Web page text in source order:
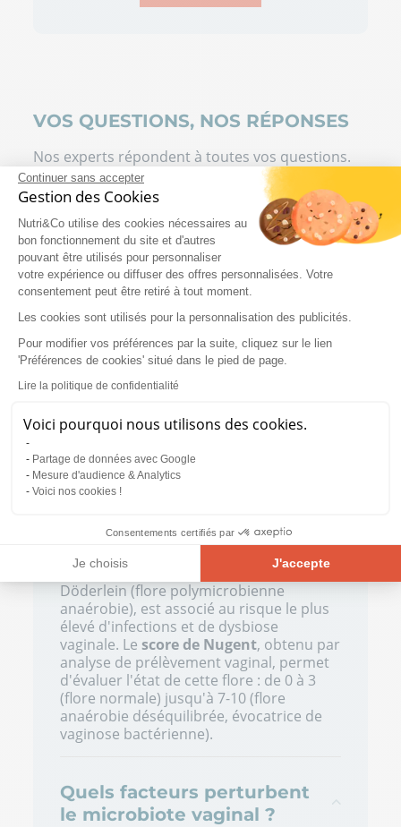
Continuer sans accepter
Gestion des Cookies
Nutri&Co utilise des cookies nécessaires au
bon fonctionnement du site et d'autres
pouvant être utilisés pour personnaliser
votre expérience ou diffuser des offres personnalisées. Votre
consentement peut être retiré à tout moment.
Les cookies sont utilisés pour la personnalisation des publicités.
Pour modifier vos préférences par la suite, cliquez sur le lien
'Préférences de cookies' situé dans le pied de page.
Lire la politique de confidentialité
Voici pourquoi nous utilisons des cookies.
Partage de données avec Google
Mesure d'audience & Analytics
Voici nos cookies !
Consentements certifiés par
Je choisis J'accepte
Axeptio consent
Plateforme de Gestion du Consentement : Personnalisez vos
Notre plateforme vous permet d'adapter et de gérer vos
VOS QUESTIONS, NOS RÉPONSES
Nos experts répondent à toutes vos questions.
Flore ou Bacille de
Döderlein : c'est quoi ?
Le bacille de Döderlein désigne un
groupe de lactobacilles (
Lactobacillus
crispatus,L. iners, L. gasseri,L. jensenii) qui
constituent la majorité du microbiote
vaginal sain. Ces nombreux lactobacilles
produisent de l'acide lactique,
(1). Ce pH acide forme une barrière
naturelle contre les pathogènes et
prévient la dysbiose vaginale.
La composition du microbiote vaginal est
classée en
chacun par une espèce de lactobacille
différente, tandis que le 5ᵉ CST,
caractérisé par l'absence de flore de
Döderlein (flore polymicrobienne
anaérobie), est associé au risque le plus
élevé d'infections et de dysbiose
vaginale. Lescore de Nugent, obtenu par
analyse de prélèvement vaginal, permet
d'évaluer l'état de cette flore : de 0 à 3
(flore normale) jusqu'à 7-10 (flore
anaérobie déséquilibrée, évocatrice de
vaginose bactérienne).
Quels facteurs perturbent
le microbiote vaginal ?